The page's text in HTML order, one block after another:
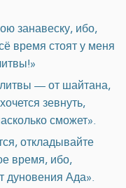
занавеску, ибо,
время стоят у меня
— от шайтана,
зевнуть,
сможет».
откладывайте
время, ибо,
дуновения Ада».